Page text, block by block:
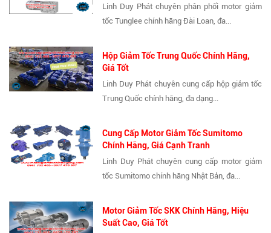
Linh Duy Phát chuyên phân phối motor giảm
tốc Tunglee chính hãng Đài Loan, đa...
Hộp Giảm Tốc Trung Quốc Chính Hãng,
Giá Tốt
Linh Duy Phát chuyên cung cấp hộp giảm tốc
Trung Quốc chính hãng, đa dạng...
Cung Cấp Motor Giảm Tốc Sumitomo
Chính Hãng, Giá Cạnh Tranh
Linh Duy Phát chuyên cung cấp motor giảm
tốc Sumitomo chính hãng Nhật Bản, đa...
Motor Giảm Tốc SKK Chính Hãng, Hiệu
Suất Cao, Giá Tốt